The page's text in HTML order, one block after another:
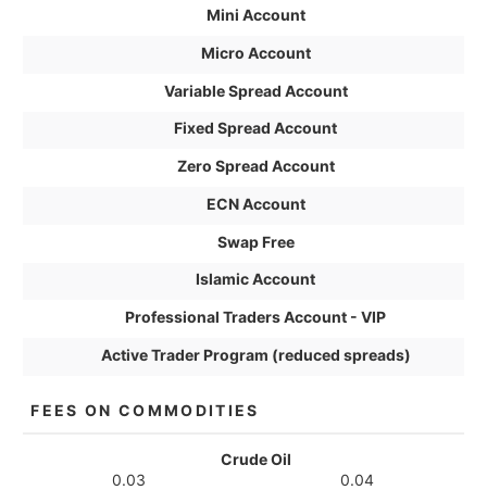
Mini Account
Micro Account
Variable Spread Account
Fixed Spread Account
Zero Spread Account
ECN Account
Swap Free
Islamic Account
Professional Traders Account - VIP
Active Trader Program (reduced spreads)
FEES ON COMMODITIES
Crude Oil
0.03
0.04